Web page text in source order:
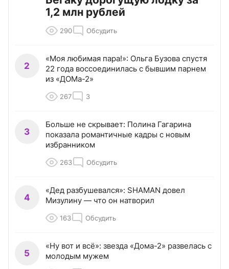
1,2 млн рублей
290 Обсудить
2
«Моя любимая пара!»: Ольга Бузова спустя
22 года воссоединилась с бывшим парнем
из «ДОМа-2»
267 3
3
Больше не скрывает: Полина Гагарина
показала романтичные кадры с новым
избранником
263 Обсудить
4
«Дед разбушевался»: SHAMAN довел
Мизулину — что он натворил
163 Обсудить
5
«Ну вот и всё»: звезда «Дома-2» развелась с
молодым мужем